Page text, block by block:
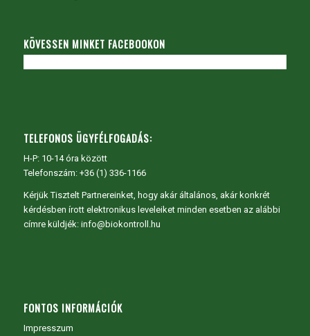
KÖVESSEN MINKET FACEBOOKON
TELEFONOS ÜGYFÉLFOGADÁS:
H-P: 10-14 óra között
Telefonszám: +36 (1) 336-1166
Kérjük Tisztelt Partnereinket, hogy akár általános, akár konkrét
kérdésben írott elektronikus leveleiket minden esetben az alábbi
címre küldjék: info@biokontroll.hu
FONTOS INFORMÁCIÓK
Impresszum